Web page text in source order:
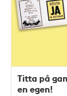
Titta på
en egen!